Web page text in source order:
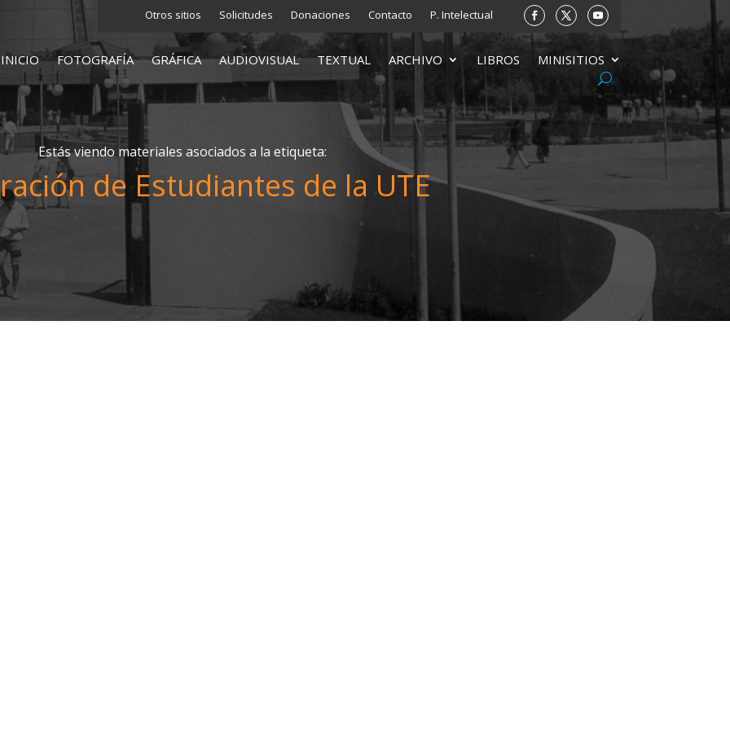
Otros sitios Solicitudes Donaciones Contacto P. Intelectual
INICIO FOTOGRAFÍA GRÁFICA AUDIOVISUAL TEXTUAL ARCHIVO LIBROS MINISITIOS
Estás viendo materiales asociados a la etiqueta:
de Estudiantes de la UTE